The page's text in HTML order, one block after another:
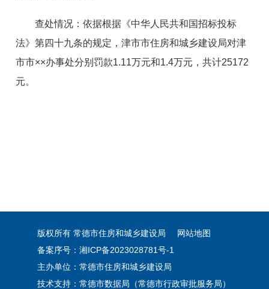
查处情况：依据根据《中华人民共和国招标投标
法》第四十九条的规定 ，津市市住房和城乡建设局对津
市市××办事处分别罚款1.11万元和1.4万元，共计25172
元。
版权所有 常德市住房和城乡建设局
网站地图
备案序号：湘ICP备2023028781号-1
主办单位：常德市住房和城乡建设局
技术支持：常德市数据局（常德市行政审批服务局）